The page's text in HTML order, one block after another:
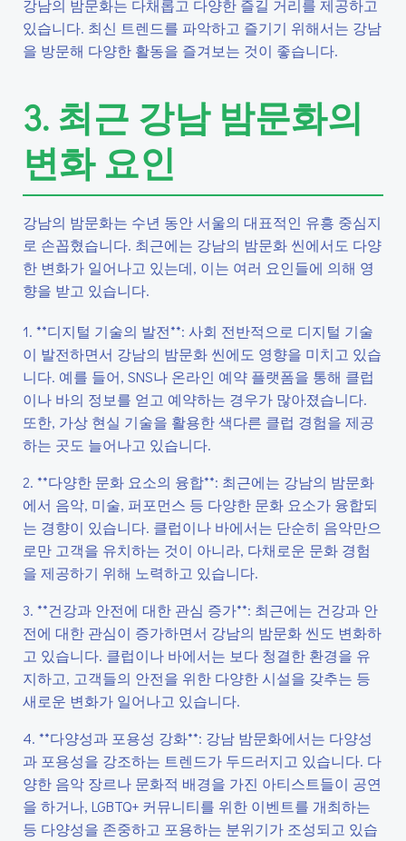
강남의 밤문화는 다채롭고 다양한 즐길 거리를 제공하고
있습니다. 최신 트렌드를 파악하고 즐기기 위해서는 강남
을 방문해 다양한 활동을 즐겨보는 것이 좋습니다.
3. 최근 강남 밤문화의
변화 요인
강남의 밤문화는 수년 동안 서울의 대표적인 유흥 중심지
로 손꼽혔습니다. 최근에는 강남의 밤문화 씬에서도 다양
한 변화가 일어나고 있는데, 이는 여러 요인들에 의해 영
향을 받고 있습니다.
1. **디지털 기술의 발전**: 사회 전반적으로 디지털 기술
이 발전하면서 강남의 밤문화 씬에도 영향을 미치고 있습
니다. 예를 들어, SNS나 온라인 예약 플랫폼을 통해 클럽
이나 바의 정보를 얻고 예약하는 경우가 많아졌습니다.
또한, 가상 현실 기술을 활용한 색다른 클럽 경험을 제공
하는 곳도 늘어나고 있습니다.
2. **다양한 문화 요소의 융합**: 최근에는 강남의 밤문화
에서 음악, 미술, 퍼포먼스 등 다양한 문화 요소가 융합되
는 경향이 있습니다. 클럽이나 바에서는 단순히 음악만으
로만 고객을 유치하는 것이 아니라, 다채로운 문화 경험
을 제공하기 위해 노력하고 있습니다.
3. **건강과 안전에 대한 관심 증가**: 최근에는 건강과 안
전에 대한 관심이 증가하면서 강남의 밤문화 씬도 변화하
고 있습니다. 클럽이나 바에서는 보다 청결한 환경을 유
지하고, 고객들의 안전을 위한 다양한 시설을 갖추는 등
새로운 변화가 일어나고 있습니다.
4. **다양성과 포용성 강화**: 강남 밤문화에서는 다양성
과 포용성을 강조하는 트렌드가 두드러지고 있습니다. 다
양한 음악 장르나 문화적 배경을 가진 아티스트들이 공연
을 하거나, LGBTQ+ 커뮤니티를 위한 이벤트를 개최하는
등 다양성을 존중하고 포용하는 분위기가 조성되고 있습